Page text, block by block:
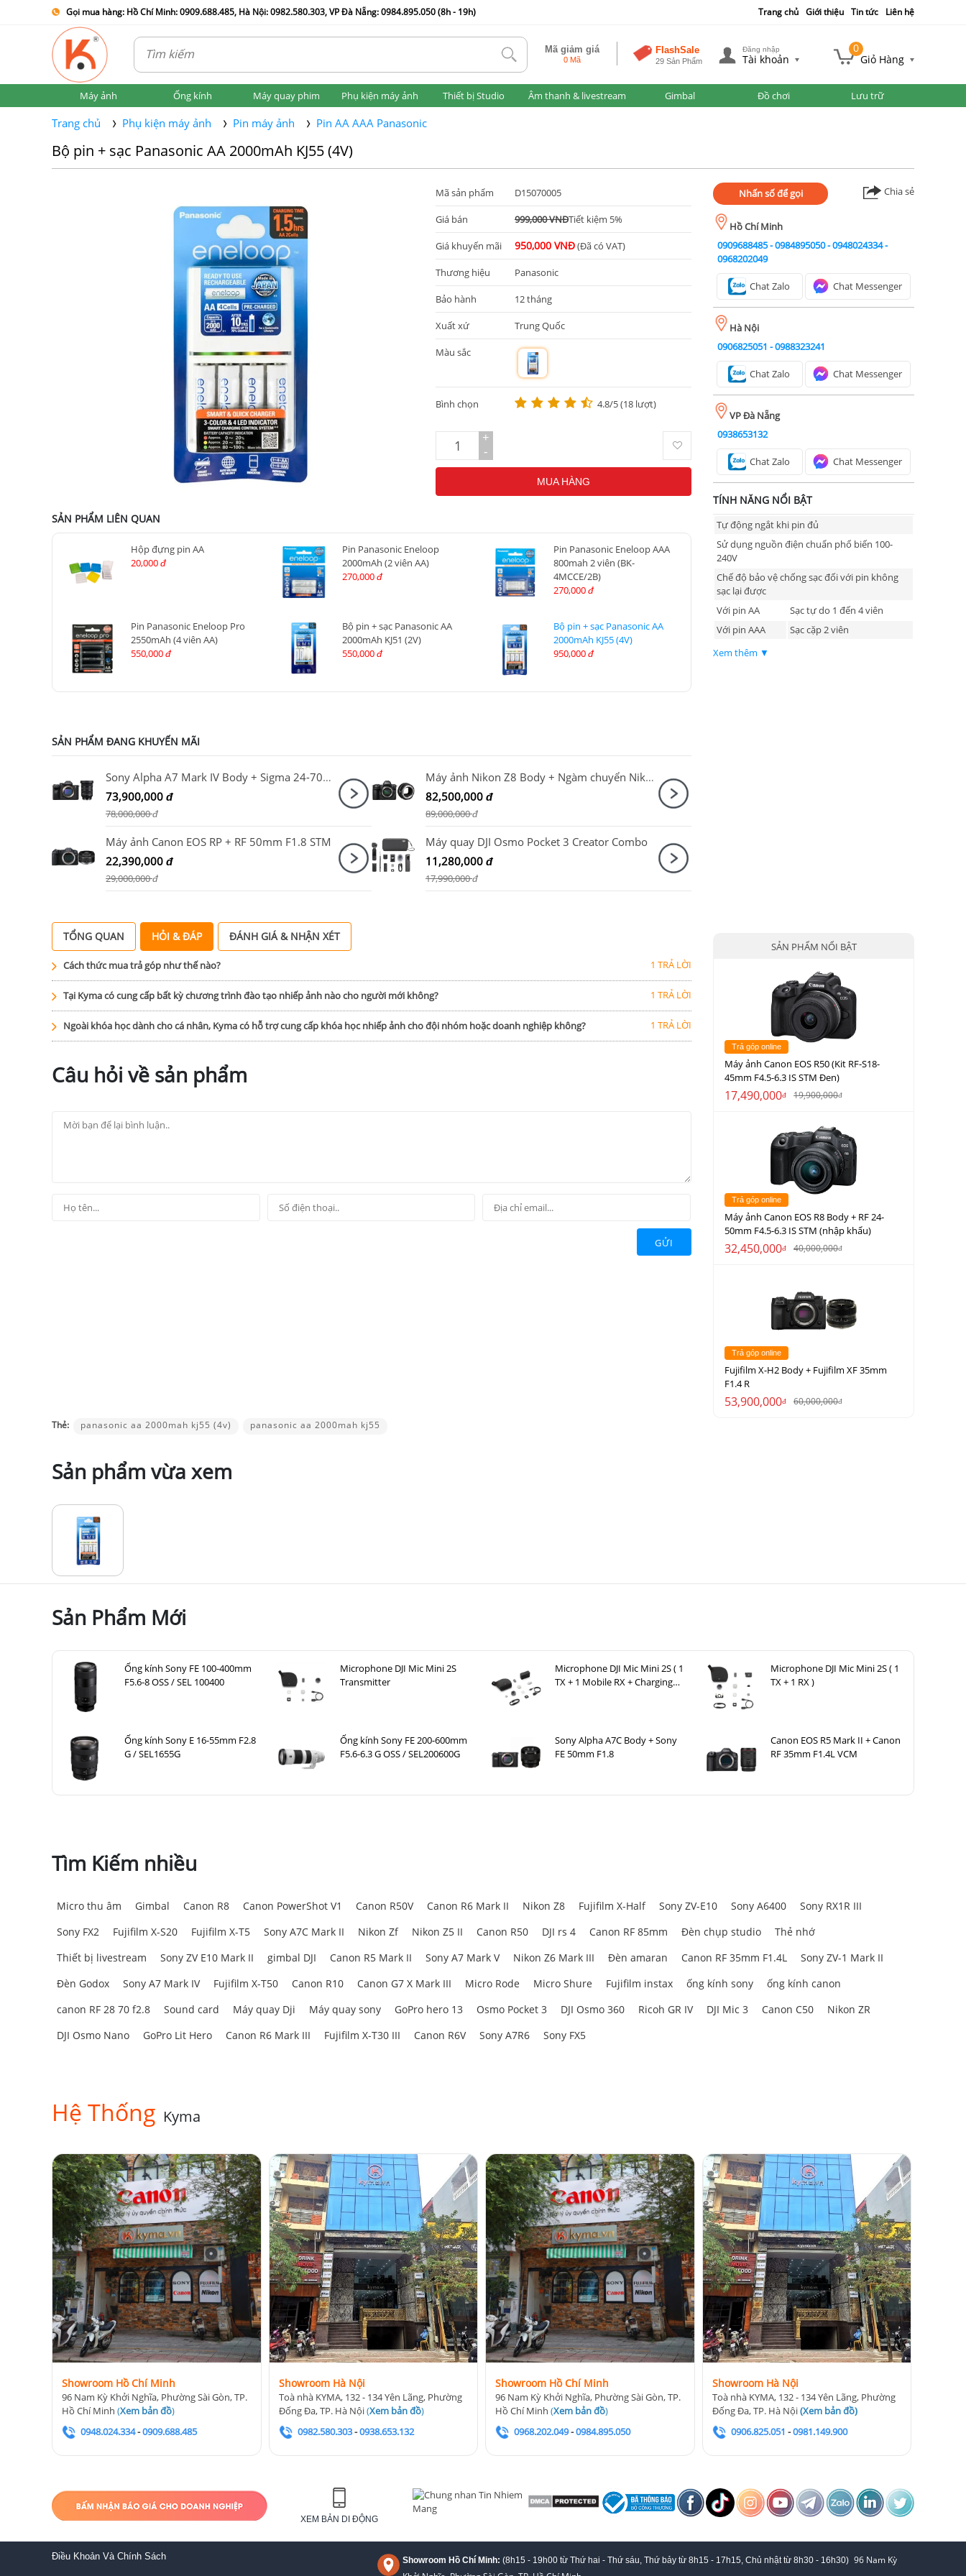
Gọi mua hàng: Hồ Chí Minh: 0909.688.485, Hà Nội: 0982.580.303, VP Đà Nẵng: 0984.895.050 (8h - 19h) Trang chủ Giới thiệu Tin tức Liên hệ
tlk Mã giảm giá
0 Mã
FlashSale
29 Sản Phẩm
Đăng nhập
Tài khoản
0
Giỏ Hàng
Máy ảnh Ống kính Máy quay phim Phụ kiện máy ảnh Thiết bị Studio Âm thanh & livestream Gimbal Đồ chơi Lưu trữ
Trang chủ Phụ kiện máy ảnh Pin máy ảnh Pin AA AAA Panasonic
Bộ pin + sạc Panasonic AA 2000mAh KJ55 (4V)
Mã sản phẩm D15070005
Giá bán 999,000 VNĐTiết kiệm 5%
Giá khuyến mãi 950,000 VNĐ(Đã có VAT)
Thương hiệu Panasonic
Bảo hành 12 tháng
Xuất xứ Trung Quốc
Màu sắc
m
Bình chọn 4.8/5 (18 lượt)
+
-
MUA HÀNG
SẢN PHẨM LIÊN QUAN
Hộp đựng pin AA
20,000 đ
Pin Panasonic Eneloop
2000mAh (2 viên AA)
270,000 đ
Pin Panasonic Eneloop AAA
800mah 2 viên (BK-
4MCCE/2B)
270,000 đ
Pin Panasonic Eneloop Pro
2550mAh (4 viên AA)
550,000 đ
Bộ pin + sạc Panasonic AA
2000mAh KJ51 (2V)
550,000 đ
Bộ pin + sạc Panasonic AA
2000mAh KJ55 (4V)
950,000 đ
SẢN PHẨM ĐANG KHUYẾN MÃI
Sony Alpha A7 Mark IV Body + Sigma 24-70mm f/2.8 DG DN II Art
73,900,000 đ
78,000,000đ
Máy ảnh Nikon Z8 Body + Ngàm chuyển Nikon FTZ II
82,500,000 đ
89,000,000đ
Máy ảnh Canon EOS RP + RF 50mm F1.8 STM
22,390,000 đ
29,000,000đ
Máy quay DJI Osmo Pocket 3 Creator Combo
11,280,000 đ
17,990,000đ
Nhấn số để gọi Chia sẻ
Hồ Chí Minh
0909688485-0984895050-0948024334-
0968202049
Chat Zalo Chat Messenger
Hà Nội
0906825051 -0988323241
Chat Zalo Chat Messenger
VP Đà Nẵng
0938653132
Chat Zalo Chat Messenger
TÍNH NĂNG NỔI BẬT
Tự động ngắt khi pin đủ
Sử dụng nguồn điện chuẩn phổ biến 100-
240V
Chế độ bảo vệ chống sạc đối với pin không
sạc lại được
Với pin AA
Sạc tự do 1 đến 4 viên
Với pin AAA
Sạc cặp 2 viên
Xem thêm ▼
TỔNG QUAN HỎI & ĐÁP ĐÁNH GIÁ & NHẬN XÉT
Cách thức mua trả góp như thế nào? 1 TRẢ LỜI
Tại Kyma có cung cấp bất kỳ chương trình đào tạo nhiếp ảnh nào cho người mới không? 1 TRẢ LỜI
Ngoài khóa học dành cho cá nhân, Kyma có hỗ trợ cung cấp khóa học nhiếp ảnh cho đội nhóm hoặc doanh nghiệp không? 1 TRẢ LỜI
Câu hỏi về sản phẩm
GỬI
SẢN PHẨM NỔI BẬT
Trả góp online
Máy ảnh Canon EOS R50 (Kit RF-S18-
45mm F4.5-6.3 IS STM Đen)
17,490,000đ 19,900,000đ
Trả góp online
Máy ảnh Canon EOS R8 Body + RF 24-
50mm F4.5-6.3 IS STM (nhập khẩu)
32,450,000đ 40,000,000đ
Trả góp online
Fujifilm X-H2 Body + Fujifilm XF 35mm
F1.4 R
53,900,000đ 60,000,000đ
Thẻ: panasonic aa 2000mah kj55 (4v) panasonic aa 2000mah kj55
Sản phẩm vừa xem
Sản Phẩm Mới
Ống kính Sony FE 100-400mm
F5.6-8 OSS / SEL 100400
Microphone DJI Mic Mini 2S
Transmitter
Microphone DJI Mic Mini 2S ( 1
TX + 1 Mobile RX + Charging
Microphone DJI Mic Mini 2S ( 1
TX + 1 RX )
Ống kính Sony E 16-55mm F2.8
G / SEL1655G
Ống kính Sony FE 200-600mm
F5.6-6.3 G OSS / SEL200600G
Sony Alpha A7C Body + Sony
FE 50mm F1.8
Canon EOS R5 Mark II + Canon
RF 35mm F1.4L VCM
Tìm Kiếm nhiều
Micro thu âm Gimbal Canon R8 Canon PowerShot V1 Canon R50V Canon R6 Mark II Nikon Z8 Fujifilm X-Half Sony ZV-E10 Sony A6400
Sony RX1R III
Sony FX2
Fujifilm X-S20 Fujifilm X-T5 Sony A7C Mark II Nikon Zf Nikon Z5 II Canon R50 DJI rs 4 Canon RF 85mm Đèn chụp studio
Thẻ nhớ
Thiết bị livestream
Sony ZV E10 Mark II gimbal DJI Canon R5 Mark II Sony A7 Mark V Nikon Z6 Mark III Đèn amaran Canon RF 35mm F1.4L
Sony ZV-1 Mark II
Đèn Godox
Sony A7 Mark IV Fujifilm X-T50 Canon R10 Canon G7 X Mark III Micro Rode Micro Shure Fujifilm instax ống kính sony
ống kính canon
canon RF 28 70 f2.8
Sound card Máy quay Dji Máy quay sony GoPro hero 13 Osmo Pocket 3 DJI Osmo 360 Ricoh GR IV DJI Mic 3 Canon C50
Nikon ZR
DJI Osmo Nano
GoPro Lit Hero Canon R6 Mark III Fujifilm X-T30 III Canon R6V Sony A7R6 Sony FX5
Hệ Thống Kyma
Showroom Hồ Chí Minh
96 Nam Kỳ Khởi Nghĩa, Phường Sài Gòn, TP.
Hồ Chí Minh (Xem bản đồ)
0948.024.334-0909.688.485
Showroom Hà Nội
Toà nhà KYMA, 132 - 134 Yên Lãng, Phường
Đống Đa, TP. Hà Nội(Xem bản đồ)
0982.580.303-0938.653.132
Showroom Hồ Chí Minh
96 Nam Kỳ Khởi Nghĩa, Phường Sài Gòn, TP.
Hồ Chí Minh(Xem bản đồ)
0968.202.049-0984.895.050
Showroom Hà Nội
Toà nhà KYMA, 132 - 134 Yên Lãng, Phường
Đống Đa, TP. Hà Nội(Xem bản đồ)
0906.825.051 -0981.149.900
XEM BẢN DI ĐỘNG
Điều Khoản Và Chính Sách Showroom Hồ Chí Minh: (8h15 - 19h00 từ Thứ hai - Thứ sáu, Thứ bảy từ 8h15 - 17h15, Chủ nhật từ 8h30 - 16h30) 96 Nam Kỳ